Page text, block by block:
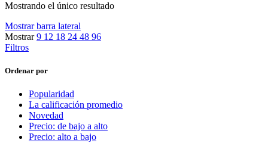
Mostrando el único resultado
Mostrar barra lateral
Mostrar9 12 18 24 48 96
Filtros
Ordenar por
Popularidad
La calificación promedio
Novedad
Precio: de bajo a alto
Precio: alto a bajo